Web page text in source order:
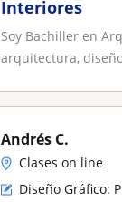
Interiores
Soy Bachiller en
arquitectura,
Andrés C.
Clases on line
Diseño Gráfico: